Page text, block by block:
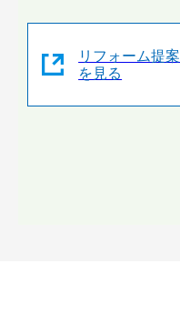
リフォーム提案
を見る